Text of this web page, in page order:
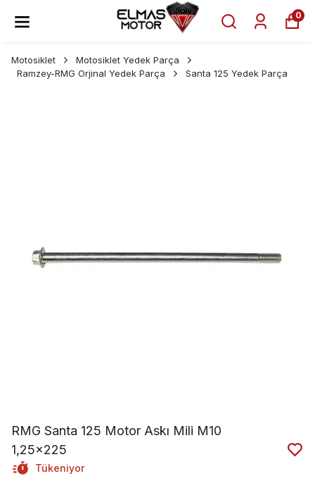
0
Motosiklet
Motosiklet Yedek Parça
Ramzey-RMG Orjinal Yedek Parça
Santa 125 Yedek Parça
RMG Santa 125 Motor Askı Mili M10
1,25x225
Tükeniyor